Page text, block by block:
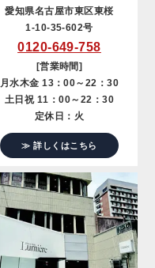
愛知県名古屋市東区東桜
1-10-35-602号
0120-649-758
[営業時間]
月水木金 13：00～22：30
土日祝 11：00～22：30
定休日：火
≫ 詳しくはこちら